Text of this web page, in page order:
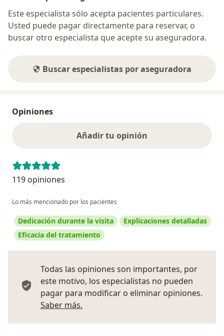
Este especialista sólo acepta pacientes particulares.
Usted puede pagar directamente para reservar, o
buscar otro especialista que acepte su aseguradora.
Buscar especialistas por aseguradora
Opiniones
Añadir tu opinión
119 opiniones
Lo más mencionado por los pacientes
Dedicación durante la visita
Explicaciones detalladas
Eficacia del tratamiento
Todas las opiniones son importantes, por
este motivo, los especialistas no pueden
pagar para modificar o eliminar opiniones.
Saber más.